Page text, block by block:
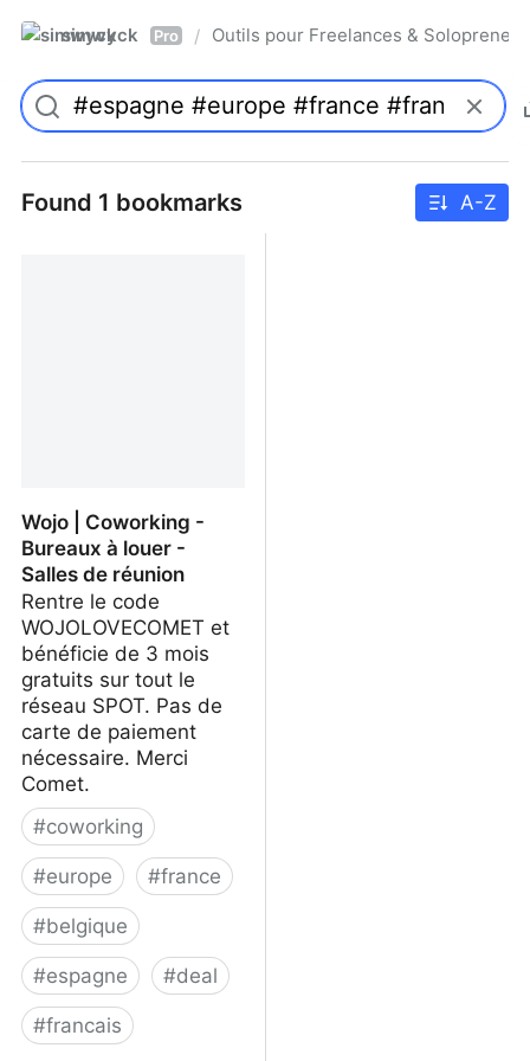
simwyck Pro / Outils pour Freelances &
Found 1 bookmarks A-Z
Wojo | Coworking -
Bureaux à louer -
Salles de réunion
Rentre le code
WOJOLOVECOMET et
bénéficie de 3 mois
gratuits sur tout le
réseau SPOT. Pas de
carte de paiement
nécessaire. Merci
Comet.
#coworking
#europe #france
#belgique
#espagne #deal
#francais